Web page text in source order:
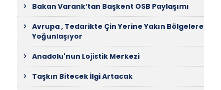
Bakan Varank’tan Başkent OSB Paylaşımı
Avrupa , Tedarikte Çin Yerine Yakın Bölgelere
Yoğunlaşıyor
Anadolu'nun Lojistik Merkezi
Taşkın Bitecek İlgi Artacak